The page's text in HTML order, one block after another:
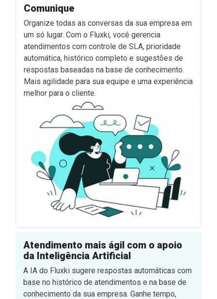
Comunique
Organize todas as conversas da sua empresa em
um só lugar. Com o Fluxki, você gerencia
atendimentos com controle de SLA, prioridade
automática, histórico completo e sugestões de
respostas baseadas na base de conhecimento.
Mais agilidade para sua equipe e uma experiência
melhor para o cliente.
Atendimento mais ágil com o apoio
da Inteligência Artificial
A IA do Fluxki sugere respostas automáticas com
base no histórico de atendimentos e na base de
conhecimento da sua empresa. Ganhe tempo,